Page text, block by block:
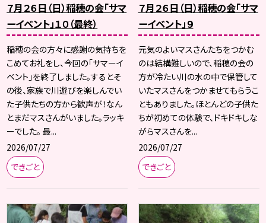
７月２６日（日）稲穂の会「サマ
ーイベント」１０（最終）
稲穂の会の方々に感謝の気持ちを
こめてお礼をし、今回の「サマーイ
ベント」を終了しました。するとそ
の後、家族で川遊びを楽しんでい
た子供たちの方から歓声が！なん
とまだマスさんがいました。ラッキ
ーでした。 最...
2026/07/27
できごと
７月２６日（日）稲穂の会「サマ
ーイベント」９
元気のよいマスさんたちをつかむ
のは結構難しいので、稲穂の会の
方が冷たい川の水の中で保管して
いたマスさんをつかませてもらうこ
ともありました。ほとんどの子供た
ちが初めての体験で、ドキドキしな
がらマスさんを...
2026/07/27
できごと